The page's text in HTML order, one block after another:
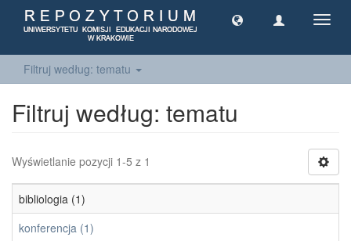
Filtruj według: tematu
Filtruj według: tematu
Wyświetlanie pozycji 1-5 z 1
bibliologia (1)
konferencja (1)